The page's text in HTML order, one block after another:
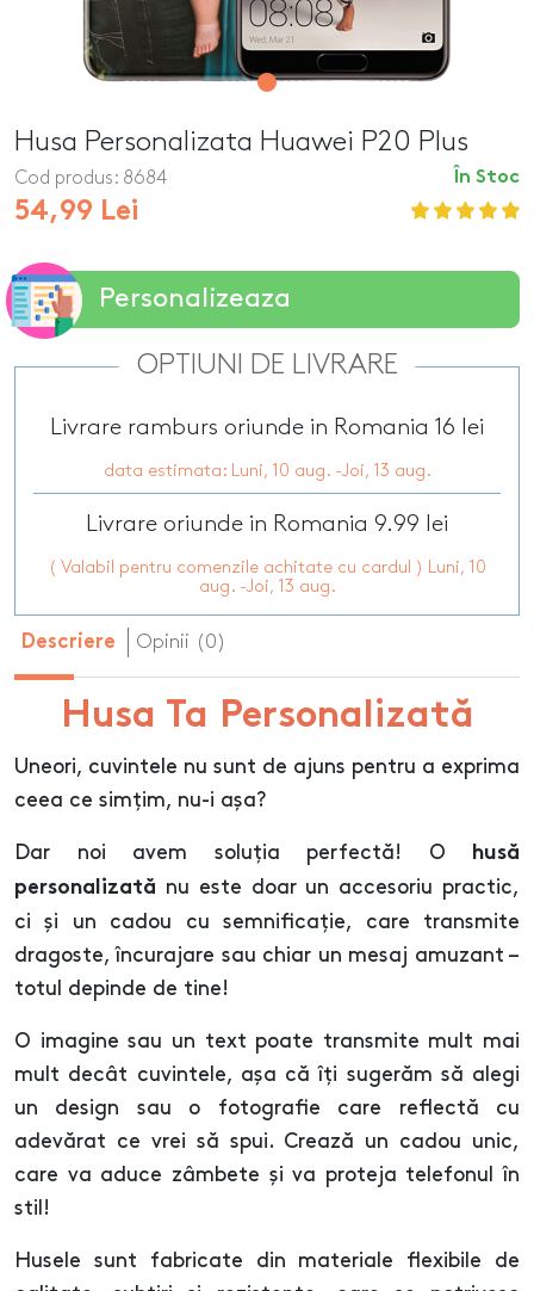
Husa Personalizata Huawei P20 Plus
În Stoc
Cod produs: 8684
54,99 Lei
Personalizeaza
OPTIUNI DE LIVRARE
Livrare ramburs oriunde in Romania 16 lei
data estimata: Luni, 10 aug. -Joi, 13 aug.
Livrare oriunde in Romania 9.99 lei
( Valabil pentru comenzile achitate cu cardul ) Luni, 10
aug. -Joi, 13 aug.
Descriere Opinii (0)
Husa Ta Personalizată
Uneori, cuvintele nu sunt de ajuns pentru a exprima
ceea ce simțim, nu-i așa?
Dar noi avem soluția perfectă! O
husă
personalizată nu este doar un accesoriu practic,
ci și un cadou cu semnificație, care transmite
dragoste, încurajare sau chiar un mesaj amuzant –
totul depinde de tine!
O imagine sau un text poate transmite mult mai
mult decât cuvintele, așa că îți sugerăm să alegi
un design sau o fotografie care reflectă cu
adevărat ce vrei să spui. Crează un cadou unic,
care va aduce zâmbete și va proteja telefonul în
stil!
Husele sunt fabricate din materiale flexibile de